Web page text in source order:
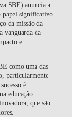
SBE) anuncia a
papel significativo
da missão da
vanguarda da
e
como uma das
particularmente
é
educação
que são